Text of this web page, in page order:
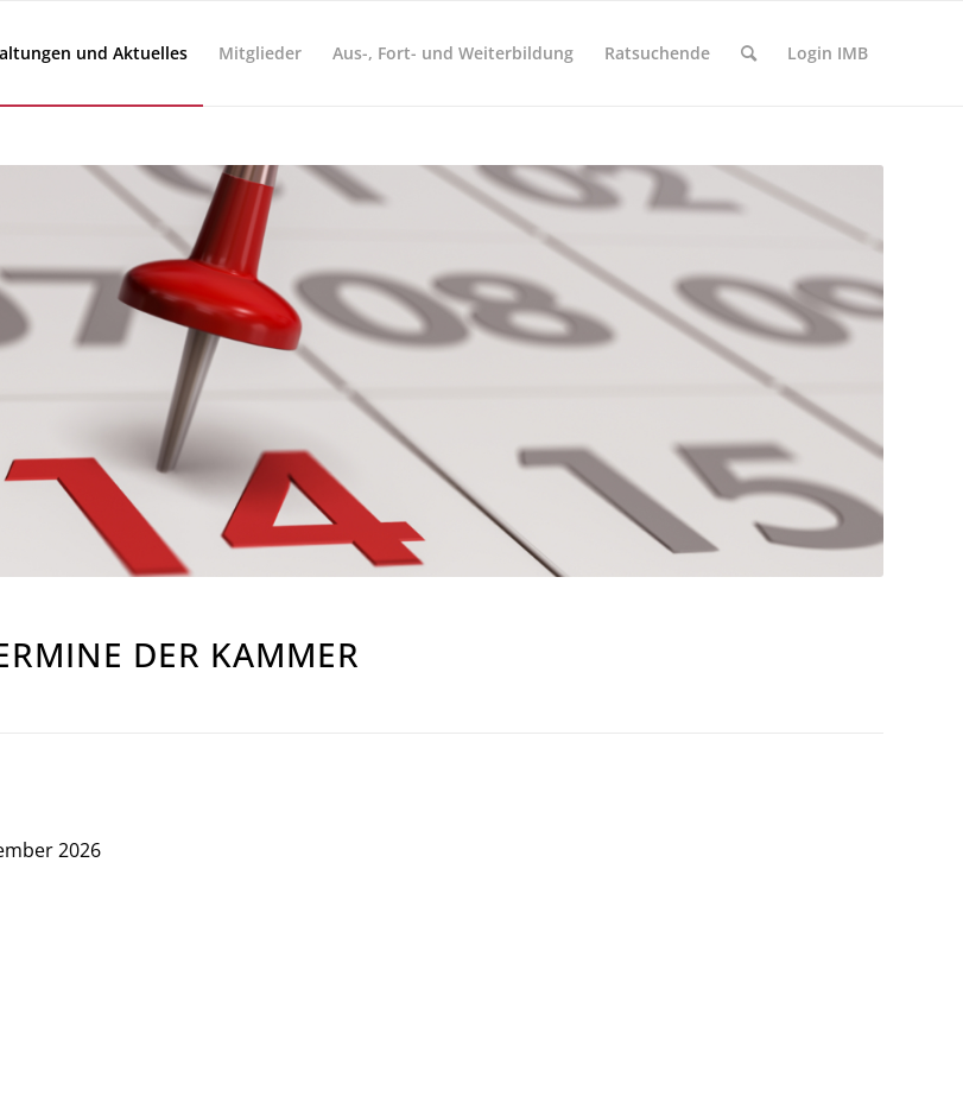
und Aktuelles Mitglieder Aus-, Fort- und Weiterbildung Ratsuchende Login IMB
DER KAMMER
2026